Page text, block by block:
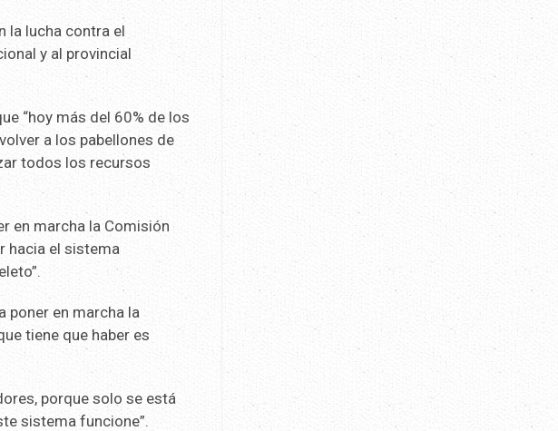
la lucha contra el
y al provincial
“hoy más del 60% de los
a los pabellones de
todos los recursos
en marcha la Comisión
hacia el sistema
poner en marcha la
tiene que haber es
porque solo se está
sistema funcione”.